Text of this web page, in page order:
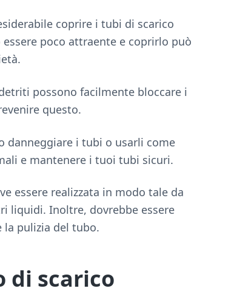
coprire i tubi di scarico
poco attraente e coprirlo può
possono facilmente bloccare i
questo.
danneggiare i tubi o usarli come
e mantenere i tuoi tubi sicuri.
essere realizzata in modo tale da
liquidi. Inoltre, dovrebbe essere
pulizia del tubo.
di scarico